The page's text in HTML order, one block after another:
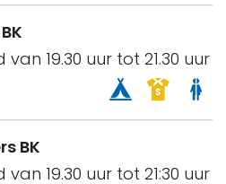
19.30 uur tot 21.30 uur
BK
19.30 uur tot 21:30 uur